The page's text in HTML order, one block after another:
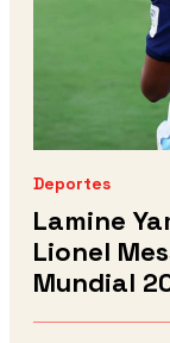
Deportes
Lamine
Lionel
Mundial